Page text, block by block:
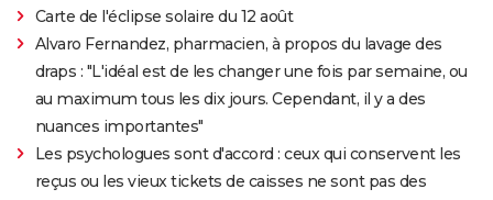
Carte de l'éclipse solaire du 12 août
Alvaro Fernandez, pharmacien, à propos du lavage des
draps : "L'idéal est de les changer une fois par semaine, ou
au maximum tous les dix jours. Cependant, il y a des
nuances importantes"
Les psychologues sont d'accord : ceux qui conservent les
reçus ou les vieux tickets de caisses ne sont pas des